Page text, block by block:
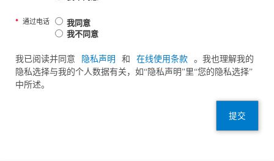
* 通过电话
我同意
我不同意
我已阅读并同意 隐私声明 和 在线使用条款
。我也理解我的
隐私选择与我的个人数据有关，如“隐私声明”里“您的隐私选择”
中所述。
提交